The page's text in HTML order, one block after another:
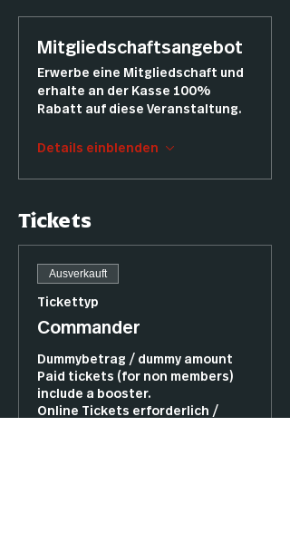
Mitgliedschaftsangebot
Erwerbe eine Mitgliedschaft und
erhalte an der Kasse 100%
Rabatt auf diese Veranstaltung.
Details einblenden
Tickets
Ausverkauft
Tickettyp
Commander
Dummybetrag / dummy amount
Paid tickets (for non members)
include a booster.
Online Tickets erforderlich /